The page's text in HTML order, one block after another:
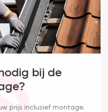
bij de
prijs inclusief montage.